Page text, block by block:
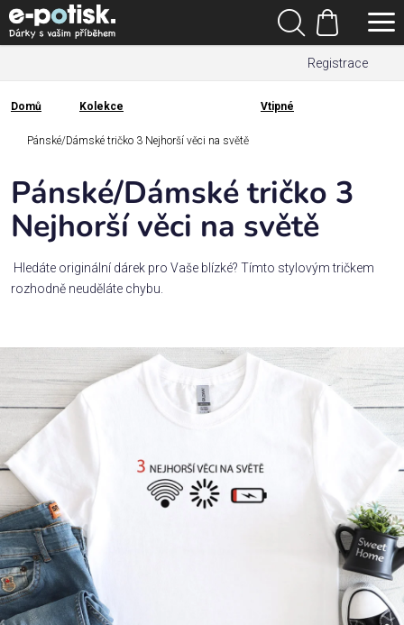
Přejít
na
obsah
Registrace
Hledat
Nákupní
košík
Kategorie
Dárek
pro
Rodina
/
zájmy a
Příležitosti
Domácnost
Kolekce
Oblečení
Domů
Domů Kolekce Vtipné
Pánské/Dámské tričko 3 Nejhorší věci na světě
Pánské/Dámské tričko 3
Nejhorší věci na světě
Hledáte originální dárek pro Vaše blízké? Tímto stylovým tričkem
rozhodně neuděláte chybu.